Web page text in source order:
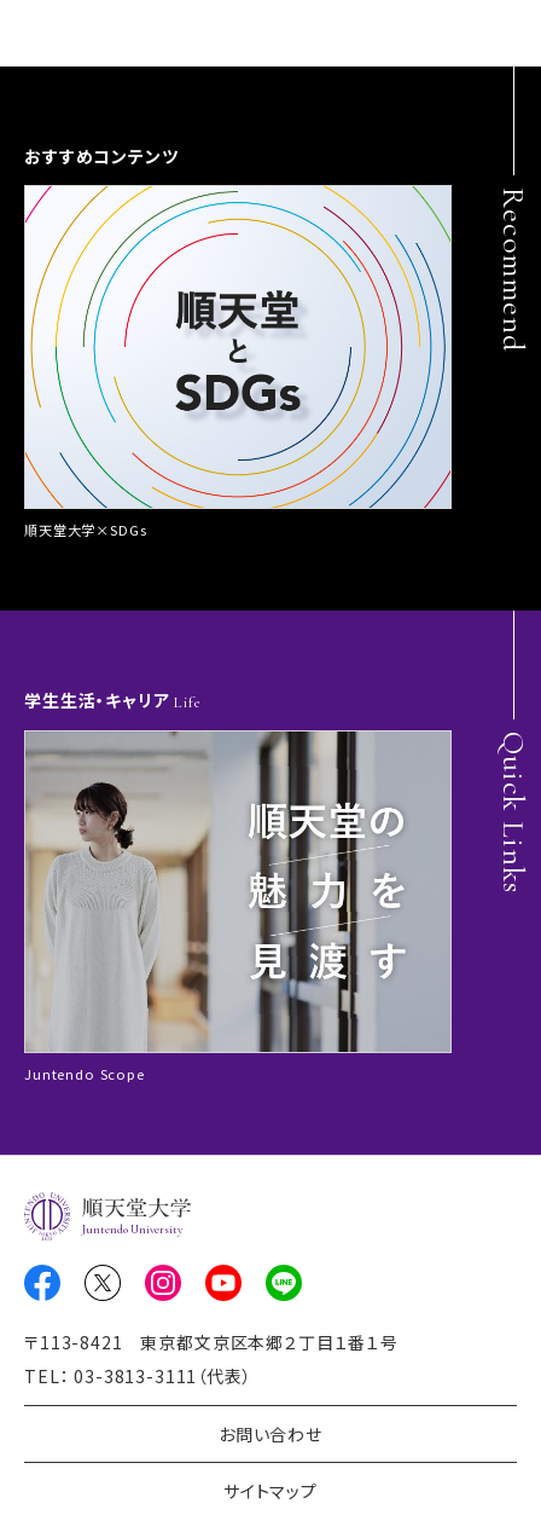
Recommend
おすすめコンテンツ
順天堂大学×SDGs
Quick Links
学生生活・キャリアLife
Juntendo Scope
Juntendo University
〒113-8421 東京都文京区本郷２丁目１番１号
TEL： 03-3813-3111（代表）
お問い合わせ
サイトマップ